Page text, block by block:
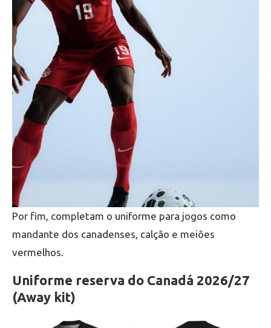
Por fim, completam o uniforme para jogos como
mandante dos canadenses, calção e meiões
vermelhos.
Uniforme reserva do Canadá 2026/27
(Away kit)